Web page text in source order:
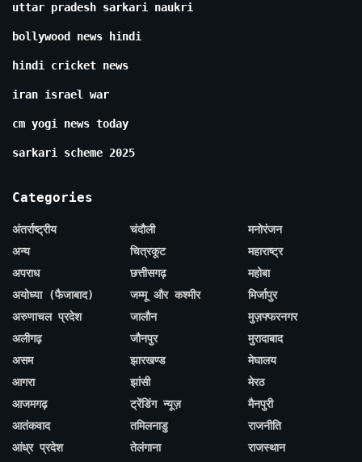
uttar pradesh sarkari naukri
bollywood news hindi
hindi cricket news
iran israel war
cm yogi news today
sarkari scheme 2025
Categories
अंतर्राष्ट्रीय
अन्य
अपराध
अयोध्या (फैजाबाद)
अरुणाचल प्रदेश
अलीगढ़
असम
आगरा
आजमगढ़
आतंकवाद
आंध्र प्रदेश
चंदौली
चित्रकूट
छत्तीसगढ़
जम्मू और कश्मीर
जालौन
जौनपुर
झारखण्ड
झांसी
ट्रेंडिंग न्यूज़
तमिलनाडु
तेलंगाना
मनोरंजन
महाराष्ट्र
महोबा
मिर्जापुर
मुज़फ्फरनगर
मुरादाबाद
मेघालय
मेरठ
मैनपुरी
राजनीति
राजस्थान